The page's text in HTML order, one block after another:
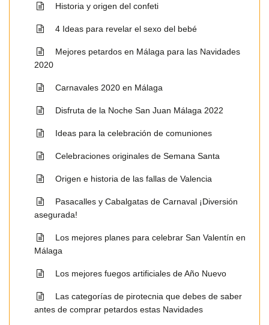
Historia y origen del confeti
4 Ideas para revelar el sexo del bebé
Mejores petardos en Málaga para las Navidades
2020
Carnavales 2020 en Málaga
Disfruta de la Noche San Juan Málaga 2022
Ideas para la celebración de comuniones
Celebraciones originales de Semana Santa
Origen e historia de las fallas de Valencia
Pasacalles y Cabalgatas de Carnaval ¡Diversión
asegurada!
Los mejores planes para celebrar San Valentín en
Málaga
Los mejores fuegos artificiales de Año Nuevo
Las categorías de pirotecnia que debes de saber
antes de comprar petardos estas Navidades